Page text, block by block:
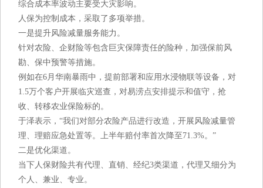
综合成本率波动主要受大灾影响。
人保为控制成本，采取了多项举措。
一是提升风险减量服务能力。
针对农险、企财险等包含巨灾保障责任的险种，加强保前风
勘、保中预警等措施。
例如在6月华南暴雨中，提前部署和应用水浸物联等设备，对
1.5万个客户开展临灾巡查，对易涝点安排提示和值守，抢
收、转移农业保险标的。
于泽表示，“我们对部分农险产品进行改造，开展风险减量管
理、理赔应急处置等。上半年赔付率首次降至71.3%。”
二是优化渠道。
当下人保财险共有代理、直销、经纪3类渠道，代理又细分为
个人、兼业、专业。